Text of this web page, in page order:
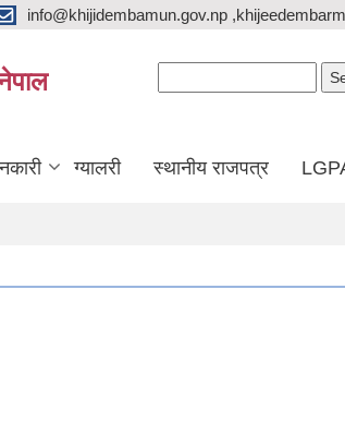
info@khijidembamun.gov.np
ग्यालरी स्थानीय राजपत्र